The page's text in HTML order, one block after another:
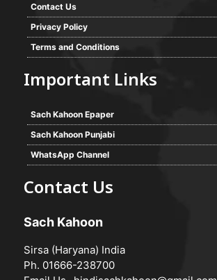
Contact Us
Privacy Policy
Terms and Conditions
Important Links
Sach Kahoon Epaper
Sach Kahoon Punjabi
WhatsApp Channel
Contact Us
Sach Kahoon
Sirsa (Haryana) India
Ph. 01666-238700